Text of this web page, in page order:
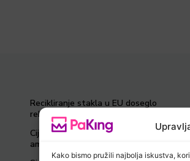
Kako bismo pružili najbolja iskustva,
Recikliranje stakla u EU doseglo
rekordnu razinu
Cijene sirovina za fleksibilnu
ambalažu naglo rastu